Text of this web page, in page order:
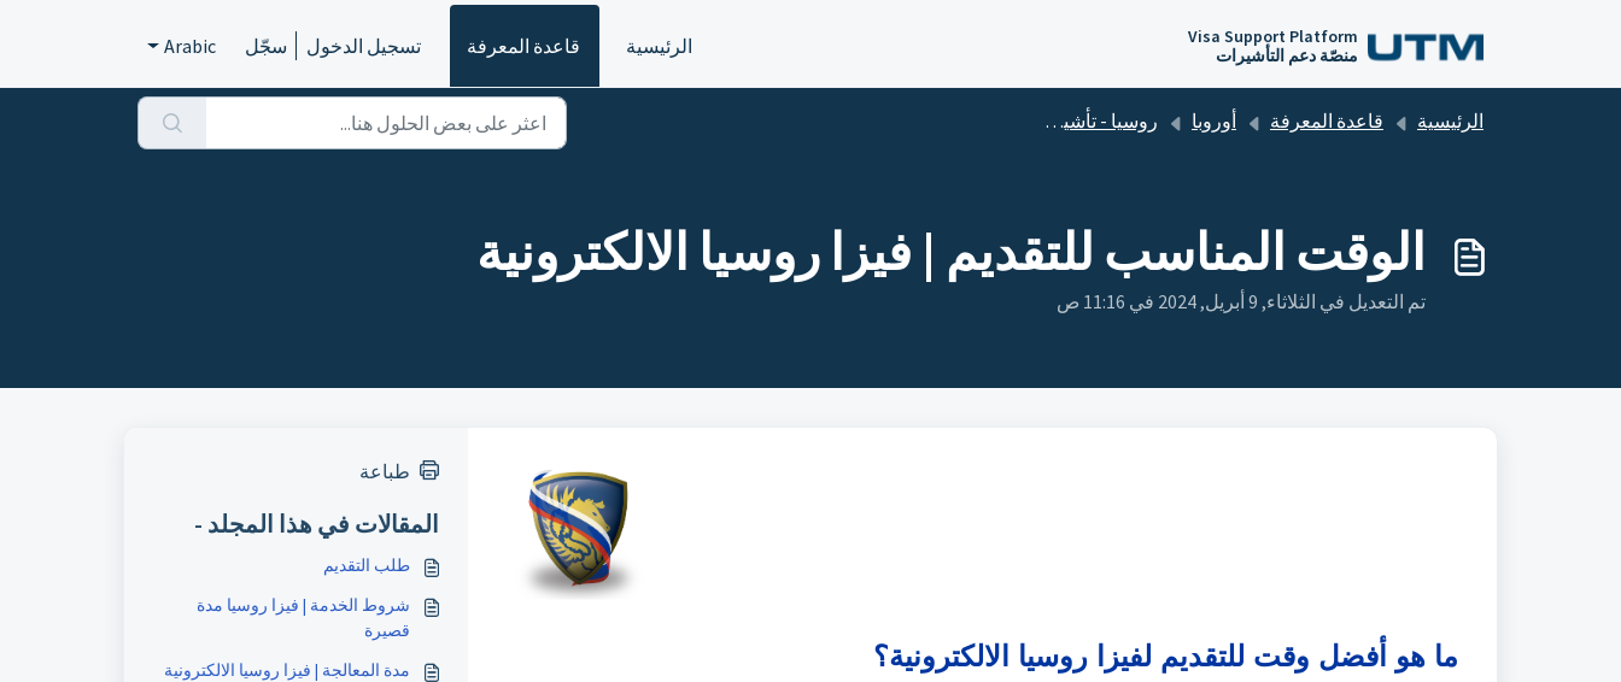
Visa Support Platform
منصّة دعم التأشيرات
الرئيسية قاعدة المعرفة تسجيل الدخول سجّل Arabic
الرئيسية قاعدة المعرفة أوروبا روسيا - تأشيرة الإلكترونية
الوقت المناسب للتقديم | فيزا روسيا الالكترونية
تم التعديل في الثلاثاء, 9 أبريل, 2024 في 11:16 ص
ما هو أفضل وقت للتقديم لفيزا روسيا الالكترونية؟
طباعة
المقالات في هذا المجلد -
طلب التقديم
شروط الخدمة | فيزا روسيا مدة
قصيرة
مدة المعالجة | فيزا روسيا الالكترونية